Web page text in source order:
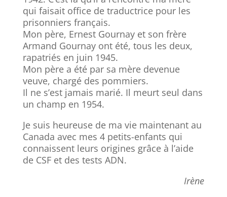
qui faisait office de traductrice pour les
prisonniers français.
Mon père, Ernest Gournay et son frère
Armand Gournay ont été, tous les deux,
rapatriés en juin 1945.
Mon père a été par sa mère devenue
veuve, chargé des pommiers.
Il ne s’est jamais marié. Il meurt seul dans
un champ en 1954.
Je suis heureuse de ma vie maintenant au
Canada avec mes 4 petits-enfants qui
connaissent leurs origines grâce à l’aide
de CSF et des tests ADN.
Irène